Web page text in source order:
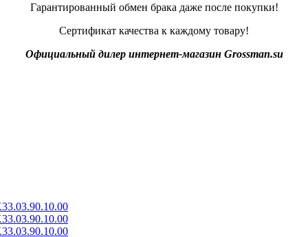
Гарантированный обмен брака даже после покупки!
Сертификат качества к каждому товару!
Официальный дилер интернет-магазин Grossman.su